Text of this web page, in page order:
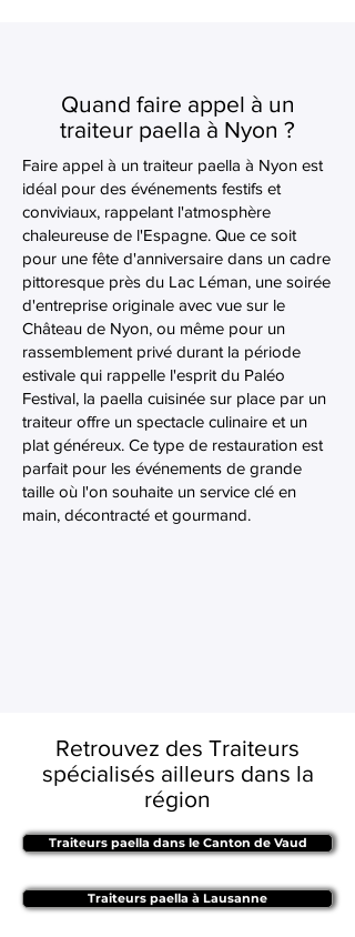
Quand faire appel à un
traiteur paella à Nyon ?
Faire appel à un traiteur paella à Nyon est
idéal pour des événements festifs et
conviviaux, rappelant l'atmosphère
chaleureuse de l'Espagne. Que ce soit
pour une fête d'anniversaire dans un cadre
pittoresque près du Lac Léman, une soirée
d'entreprise originale avec vue sur le
Château de Nyon, ou même pour un
rassemblement privé durant la période
estivale qui rappelle l'esprit du Paléo
Festival, la paella cuisinée sur place par un
traiteur offre un spectacle culinaire et un
plat généreux. Ce type de restauration est
parfait pour les événements de grande
taille où l'on souhaite un service clé en
main, décontracté et gourmand.
Retrouvez des Traiteurs
spécialisés ailleurs dans la
région
Traiteurs paella dans le Canton de Vaud
Traiteurs paella à Lausanne